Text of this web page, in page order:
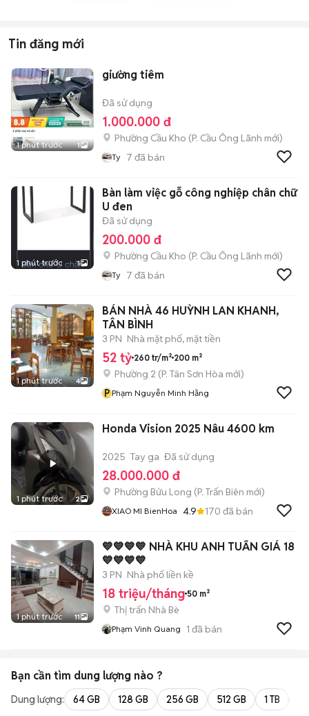
Tin đăng mới
1 phút trước 1
giường tiêm
Đã sử dụng
1.000.000 đ
Phường Cầu Kho (P. Cầu Ông Lãnh mới)
Ty 7 đã bán
1 phút trước 1
Bàn làm việc gỗ công nghiệp chân chữ
U đen
Đã sử dụng
200.000 đ
Phường Cầu Kho (P. Cầu Ông Lãnh mới)
Ty 7 đã bán
1 phút trước 4
BÁN NHÀ 46 HUỲNH LAN KHANH,
TÂN BÌNH
3 PN Nhà mặt phố, mặt tiền
52 tỷ 260 tr/m² 200 m²
Phường 2 (P. Tân Sơn Hòa mới)
P Phạm Nguyễn Minh Hằng
1 phút trước 2
Honda Vision 2025 Nâu 4600 km
2025 Tay ga Đã sử dụng
28.000.000 đ
Phường Bửu Long (P. Trấn Biên mới)
XIAO MI BienHoa 4.9 170 đã bán
1 phút trước 11
💙💙💙💙 NHÀ KHU ANH TUẤN GIÁ 18
💙💙💙💙
3 PN Nhà phố liền kề
18 triệu/tháng 50 m²
Thị trấn Nhà Bè
Phạm Vinh Quang 1 đã bán
Bạn cần tìm dung lượng nào ?
Dung lượng: 64 GB 128 GB 256 GB 512 GB 1 TB